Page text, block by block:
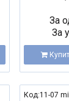
За
За
Код:11-07